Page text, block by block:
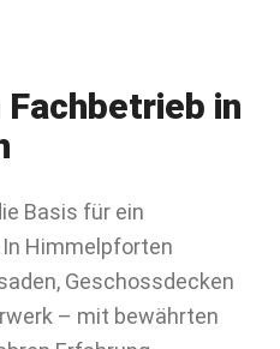
Fachbetrieb in
Basis für ein
Himmelpforten
Geschossdecken
– mit bewährten